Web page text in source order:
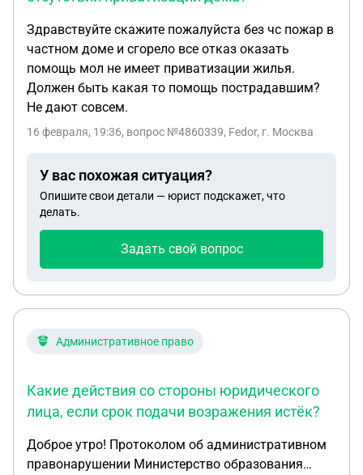
рублей и сертификаты от партеров, третье место -
25% от оплаченной суммы по договору, второе
место 50% и первое место 100% возврата
денежных средств по договору 4. Билеты из
ящика достаются и пересчитываются, сверяются
с итоговым числом договоров, заявленном нами
(договоры состоят из трехзначных чисел, 001, 002,
гостей (случайными) Вопросы: 1. Какие есть риски
со стороны законодательства? Есть какая то
регламентация? Стоит уточнить, что мероприятие
мы хотим провести прозрачно и честно 2. Можем
ли мы (или может быть даже должны) добавить
пункт об этом мероприятие в договор? (Договор
прилагаю) 3. Есть ли со стороны налоговой
риски? 4. Возможные подводные камни?
Здравствуйте скажите пожалуйста без чс пожар в
частном доме и сгорело все отказ оказать
помощь мол не имеет приватизации жилья.
Должен быть какая то помощь пострадавшим?
Не дают совсем.
16 февраля, 19:36, вопрос №4860339, Fedor, г. Москва
У вас похожая ситуация?
Опишите свои детали — юрист подскажет, что
делать.
Задать свой вопрос
Административное право
Какие действия со стороны юридического
лица, если срок подачи возражения истёк?
Доброе утро! Протоколом об административном
правонарушении Министерство образования